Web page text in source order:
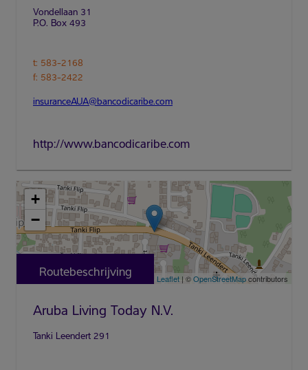
t: 583-2168
f: 583-2422
insuranceAUA@bancodicaribe.com
http://www.bancodicaribe.com
+
−
Leaflet | ©OpenStreetMapcontributors
Routebeschrijving
Aruba Living Today N.V.